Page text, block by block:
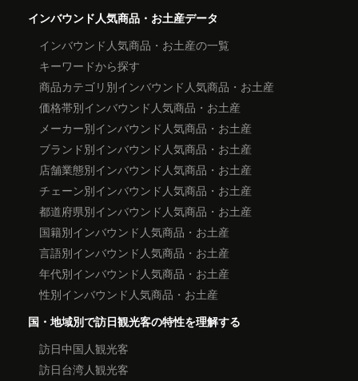
インバウンド人気商品・お土産データ
インバウンド人気商品・お土産の一覧
キーワードから探す
商品カテゴリ別インバウンド人気商品・お土産
価格帯別インバウンド人気商品・お土産
メーカー別インバウンド人気商品・お土産
ブランド別インバウンド人気商品・お土産
店舗業態別インバウンド人気商品・お土産
チェーン別インバウンド人気商品・お土産
都道府県別インバウンド人気商品・お土産
国籍別インバウンド人気商品・お土産
言語別インバウンド人気商品・お土産
年代別インバウンド人気商品・お土産
性別インバウンド人気商品・お土産
国・地域別で訪日観光客の特性を理解する
訪日中国人観光客
訪日台湾人観光客